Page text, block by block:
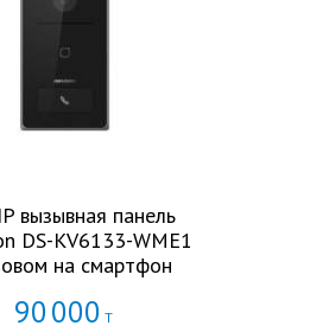
вызывная панель
DS-KV6133-WME1
на смартфон
90000 Т